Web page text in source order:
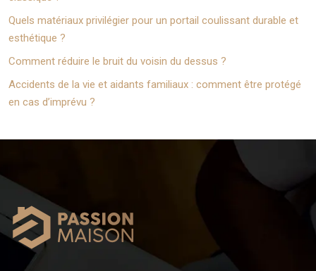
Quels matériaux privilégier pour un portail coulissant durable et
esthétique ?
Comment réduire le bruit du voisin du dessus ?
Accidents de la vie et aidants familiaux : comment être protégé
en cas d’imprévu ?